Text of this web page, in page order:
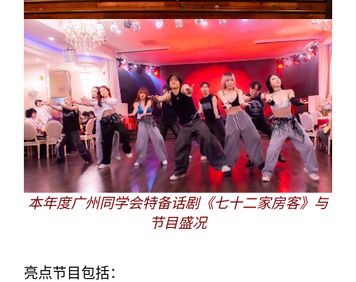
本年度广州同学会特备话剧《七十二家房客》与
节目盛况
亮点节目包括：